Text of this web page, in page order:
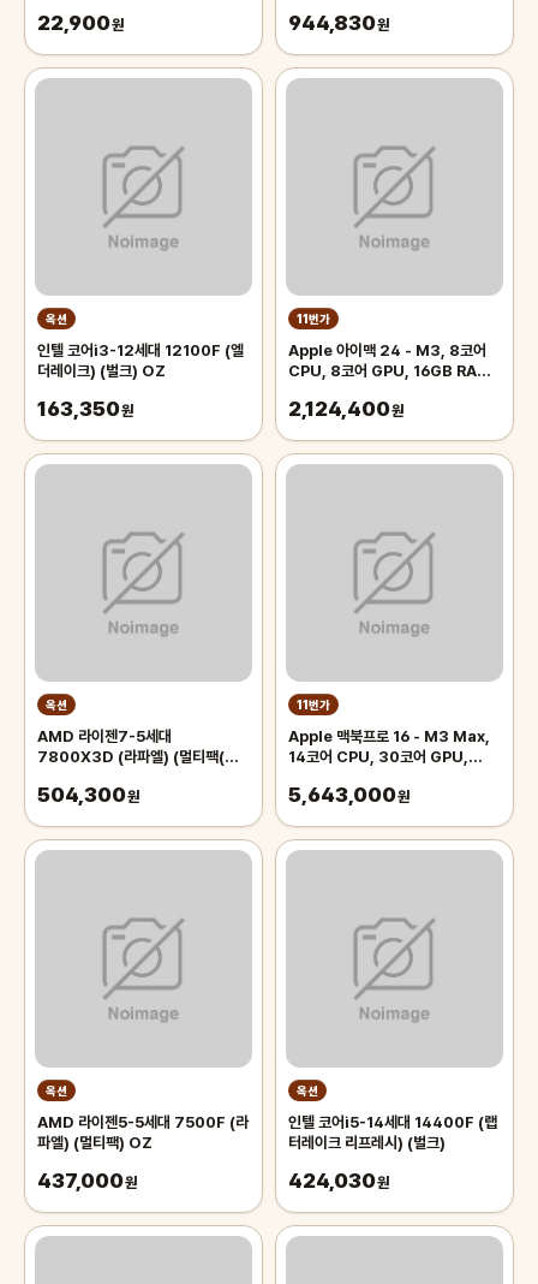
22,900원 944,830원
옥션
인텔 코어i3-12세대 12100F (엘
더레이크) (벌크) OZ
163,350원
11번가
Apple 아이맥 24 - M3, 8코어
CPU, 8코어 GPU, 16GB RAM,
2,124,400원
옥션
AMD 라이젠7-5세대
7800X3D (라파엘) (멀티팩(정
504,300원
11번가
Apple 맥북프로 16 - M3 Max,
14코어 CPU, 30코어 GPU,
5,643,000원
옥션
AMD 라이젠5-5세대 7500F (라
파엘) (멀티팩) OZ
437,000원
옥션
인텔 코어i5-14세대 14400F (랩
터레이크 리프레시) (벌크)
424,030원